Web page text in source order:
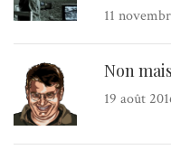
11
Non
19 août